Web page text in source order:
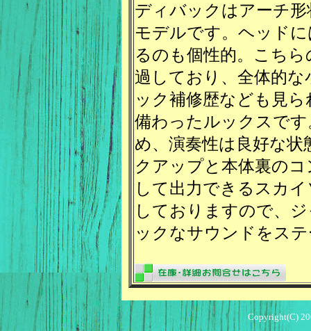
ディバックはアーチ
モデルです。ヘッド
るのも個性的。こちら
過しており、全体的
ック補修歴なども見
備わったルックスで
め、演奏性は良好な
クアップと本体裏の
して出力できるスカ
しておりますので、
ックなサウンドをス
Copyright(C)